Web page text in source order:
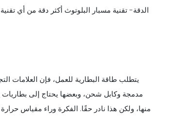
الدقة- تقنية مسبار البلوتوث أكثر دقة من أي
منها، ولكن هذا نادر حقًا. الفكرة وراء مقياس